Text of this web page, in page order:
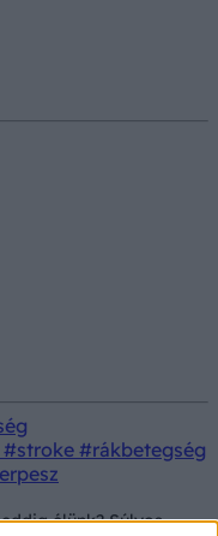
#stroke #rákbetegség
élünk? Súlyos